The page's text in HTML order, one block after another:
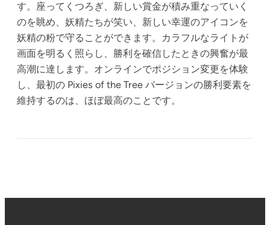
す。座ってくつろぎ、新しい賞金が積み重なっていく
のを眺め、妖精たちが笑い、新しい幸運のアイコンを
妖精の粉で守ることができます。カラフルなライトが
画面を明るく照らし、勝利を確信したときの興奮が最
高潮に達します。オンラインでポジション変更を体験
し、最初の Pixies of the Tree バージョンの勝利要素を
維持するのは、ほぼ最高のことです。